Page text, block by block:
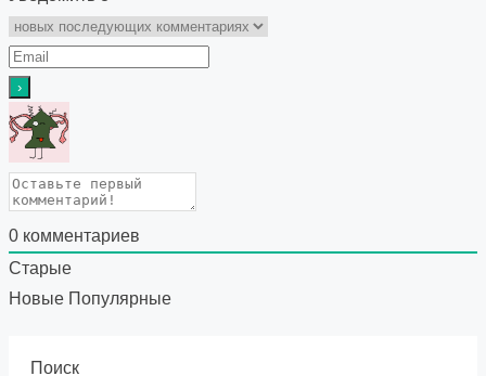
0 комментариев
Старые
Новые Популярные
Поиск